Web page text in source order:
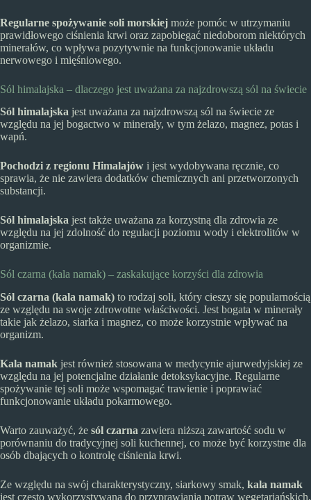
Regularne spożywanie soli morskiej może pomóc w utrzymaniu
prawidłowego ciśnienia krwi oraz zapobiegać niedoborom niektórych
minerałów, co wpływa pozytywnie na funkcjonowanie układu
nerwowego i mięśniowego.
Sól himalajska – dlaczego jest uważana za najzdrowszą sól na świecie
Sól himalajska jest uważana za najzdrowszą sól na świecie ze
względu na jej bogactwo w minerały, w tym żelazo, magnez, potas i
wapń.
Pochodzi z regionu Himalajów i jest wydobywana ręcznie, co
sprawia, że nie zawiera dodatków chemicznych ani przetworzonych
substancji.
Sól himalajska jest także uważana za korzystną dla zdrowia ze
względu na jej zdolność do regulacji poziomu wody i elektrolitów w
organizmie.
Sól czarna (kala namak) – zaskakujące korzyści dla zdrowia
Sól czarna (kala namak) to rodzaj soli, który cieszy się popularnością
ze względu na swoje zdrowotne właściwości. Jest bogata w minerały
takie jak żelazo, siarka i magnez, co może korzystnie wpływać na
organizm.
Kala namak jest również stosowana w medycynie ajurwedyjskiej ze
względu na jej potencjalne działanie detoksykacyjne. Regularne
spożywanie tej soli może wspomagać trawienie i poprawiać
funkcjonowanie układu pokarmowego.
Warto zauważyć, że sól czarna zawiera niższą zawartość sodu w
porównaniu do tradycyjnej soli kuchennej, co może być korzystne dla
osób dbających o kontrolę ciśnienia krwi.
Ze względu na swój charakterystyczny, siarkowy smak, kala namak
jest często wykorzystywana do przyprawiania potraw wegetariańskich,